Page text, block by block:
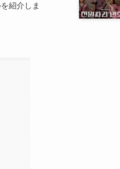
紹介しま